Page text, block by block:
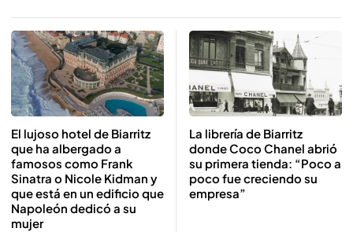
El lujoso hotel de Biarritz
que ha albergado a
famosos como Frank
Sinatra o Nicole Kidman y
que está en un edificio que
Napoleón dedicó a su
mujer
La librería de Biarritz
donde Coco Chanel abrió
su primera tienda: “Poco a
poco fue creciendo su
empresa”